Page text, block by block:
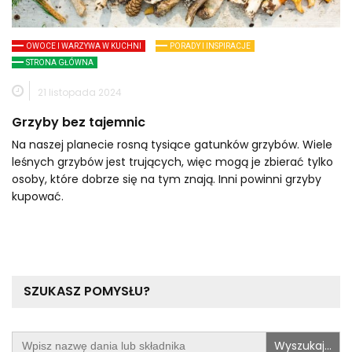
OWOCE I WARZYWA W KUCHNI
PORADY I INSPIRACJE
STRONA GŁÓWNA
21 listopada 2024
Grzyby bez tajemnic
Na naszej planecie rosną tysiące gatunków grzybów. Wiele
leśnych grzybów jest trujących, więc mogą je zbierać tylko
osoby, które dobrze się na tym znają. Inni powinni grzyby
kupować.
SZUKASZ POMYSŁU?
Search
for: